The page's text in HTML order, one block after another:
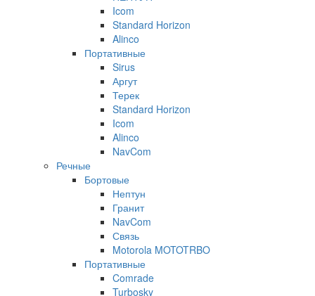
Icom
Standard Horizon
Alinco
Портативные
Sirus
Аргут
Терек
Standard Horizon
Icom
Alinco
NavCom
Речные
Бортовые
Нептун
Гранит
NavCom
Связь
Motorola MOTOTRBO
Портативные
Comrade
Turbosky